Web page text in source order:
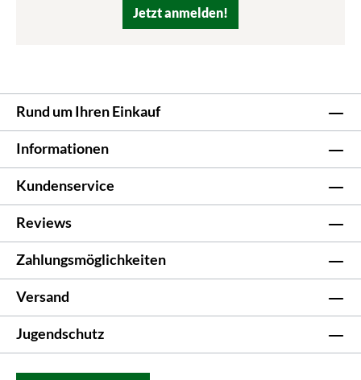
Jetzt anmelden!
Rund um Ihren Einkauf
Informationen
Kundenservice
Reviews
Zahlungsmöglichkeiten
Versand
Jugendschutz